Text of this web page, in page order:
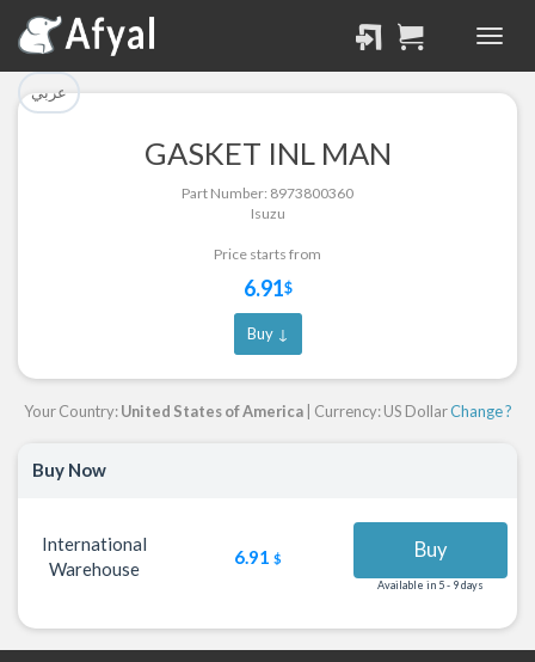
عربي
GASKET INL MAN
Part Number: 8973800360
Isuzu
Price starts from
6.91$
Buy ↓
Your Country:United States of America| Currency: US DollarChange ?
Buy Now
International
Warehouse
6.91 $ Buy
Available in 5 - 9 days
تم إضافة القطعة بنجاح.
Part Successfully
Selected
تم إضافة القطعة للسلة
بنجاح.
Part Added to Cart